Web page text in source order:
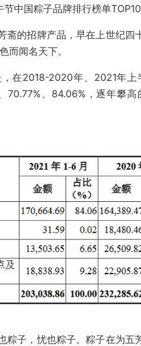
节中国粽子品牌排行榜单
斋的招牌产品，早在上世纪四
而闻名天下。
在2018-2020年、2021年
70.77%、84.06%，逐年攀
粽子，忧也粽子。粽子在为